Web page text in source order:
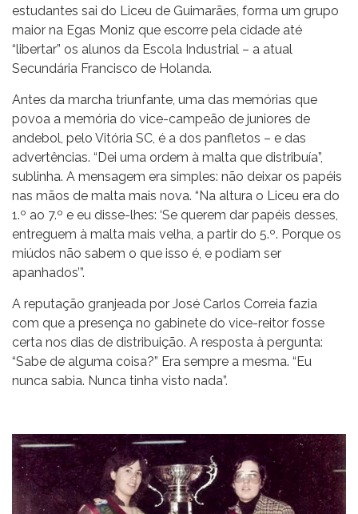
estudantes sai do Liceu de Guimarães, forma um grupo
maior na Egas Moniz que escorre pela cidade até
“libertar” os alunos da Escola Industrial – a atual
Secundária Francisco de Holanda.
Antes da marcha triunfante, uma das memórias que
povoa a memória do vice-campeão de juniores de
andebol, pelo Vitória SC, é a dos panfletos – e das
advertências. “Dei uma ordem à malta que distribuía”,
sublinha. A mensagem era simples: não deixar os papéis
nas mãos de malta mais nova. “Na altura o Liceu era do
1.º ao 7.º e eu disse-lhes: ‘Se querem dar papéis desses,
entreguem à malta mais velha, a partir do 5.º. Porque os
miúdos não sabem o que isso é, e podiam ser
apanhados’”.
A reputação granjeada por José Carlos Correia fazia
com que a presença no gabinete do vice-reitor fosse
certa nos dias de distribuição. A resposta à pergunta:
“Sabe de alguma coisa?” Era sempre a mesma. “Eu
nunca sabia. Nunca tinha visto nada”.